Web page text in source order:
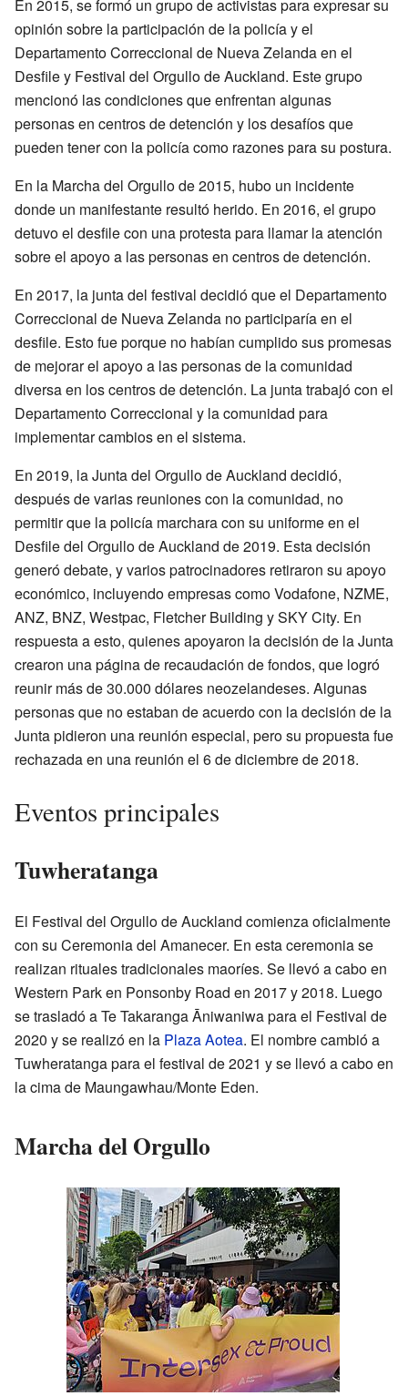
En 2015, se formó un grupo de activistas para expresar su
opinión sobre la participación de la policía y el
Departamento Correccional de Nueva Zelanda en el
Desfile y Festival del Orgullo de Auckland. Este grupo
mencionó las condiciones que enfrentan algunas
personas en centros de detención y los desafíos que
pueden tener con la policía como razones para su postura.
En la Marcha del Orgullo de 2015, hubo un incidente
donde un manifestante resultó herido. En 2016, el grupo
detuvo el desfile con una protesta para llamar la atención
sobre el apoyo a las personas en centros de detención.
En 2017, la junta del festival decidió que el Departamento
Correccional de Nueva Zelanda no participaría en el
desfile. Esto fue porque no habían cumplido sus promesas
de mejorar el apoyo a las personas de la comunidad
diversa en los centros de detención. La junta trabajó con el
Departamento Correccional y la comunidad para
implementar cambios en el sistema.
En 2019, la Junta del Orgullo de Auckland decidió,
después de varias reuniones con la comunidad, no
permitir que la policía marchara con su uniforme en el
Desfile del Orgullo de Auckland de 2019. Esta decisión
generó debate, y varios patrocinadores retiraron su apoyo
económico, incluyendo empresas como Vodafone, NZME,
ANZ, BNZ, Westpac, Fletcher Building y SKY City. En
respuesta a esto, quienes apoyaron la decisión de la Junta
crearon una página de recaudación de fondos, que logró
reunir más de 30.000 dólares neozelandeses. Algunas
personas que no estaban de acuerdo con la decisión de la
Junta pidieron una reunión especial, pero su propuesta fue
rechazada en una reunión el 6 de diciembre de 2018.
Eventos principales
Tuwheratanga
El Festival del Orgullo de Auckland comienza oficialmente
con su Ceremonia del Amanecer. En esta ceremonia se
realizan rituales tradicionales maoríes. Se llevó a cabo en
Western Park en Ponsonby Road en 2017 y 2018. Luego
se trasladó a Te Takaranga Āniwaniwa para el Festival de
2020 y se realizó en la Plaza Aotea. El nombre cambió a
Tuwheratanga para el festival de 2021 y se llevó a cabo en
la cima de Maungawhau/Monte Eden.
Marcha del Orgullo